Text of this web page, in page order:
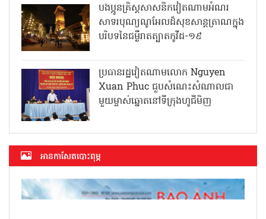
បងប្អូនគ្រិស្តសាសនិកវៀតណាមអំណរ
សាទរបុណ្យណូអែលដ៏សុខសាន្តត្រាណក្នុង
បរិបទនៃជម្ងឺរាតត្បាតកូវីដ-១៩
ប្រធានរដ្ឋវៀតណាមលោក Nguyen
Xuan Phuc ជួបសំណេះសំណាលជា
មួយម្ចាស់ឆ្នោតនៅទីក្រុងហូជីមិញ
អាន​កាសែត​បោះពុម្ភ